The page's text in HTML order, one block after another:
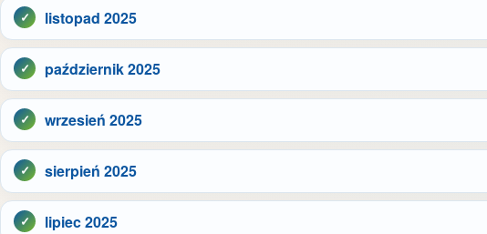
listopad 2025
październik 2025
wrzesień 2025
sierpień 2025
lipiec 2025